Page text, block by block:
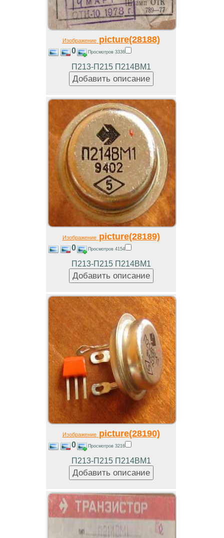
Изображениеpicture(28188)
0 Просмотров 3336
П213-П215 П214ВМ1
Изображениеpicture(28189)
0 Просмотров 4154
П213-П215 П214ВМ1
Изображениеpicture(28190)
0 Просмотров 3216
П213-П215 П214ВМ1